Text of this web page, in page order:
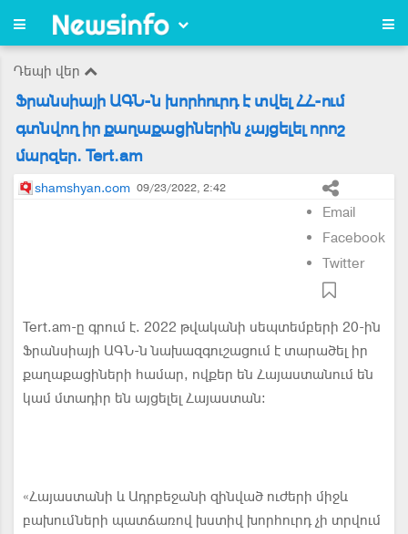
Դեպի վեր
Ֆրանսիայի ԱԳՆ-ն խորհուրդ է տվել ՀՀ-ում
գտնվող իր քաղաքացիներին չայցելել որոշ
մարզեր. Tert.am
shamshyan.com 09/23/2022, 2:42
Email
Facebook
Twitter
Tert.am-ը գրում է. 2022 թվականի սեպտեմբերի 20-ին
Ֆրանսիայի ԱԳՆ-ն նախազգուշացում է տարածել իր
քաղաքացիների համար, ովքեր են Հայաստանում են
կամ մտադիր են այցելել Հայաստան։
«Հայաստանի և Ադրբեջանի զինված ուժերի միջև
բախումների պատճառով խստիվ խորհուրդ չի տրվում